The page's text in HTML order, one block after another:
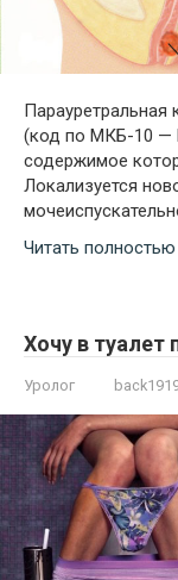
Парауретральная
(код по МКБ-10 —
содержимое
Локализуется
Читать полностью
Хочу в туалет
Уролог